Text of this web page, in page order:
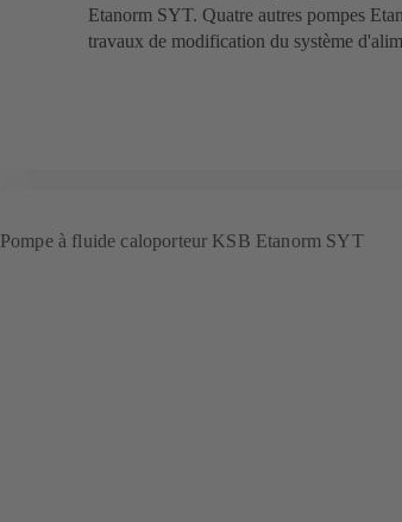
Etanorm SYT. Quatre autres pompes
travaux de modification du système
Pompe à fluide caloporteur KSB Etanorm SYT